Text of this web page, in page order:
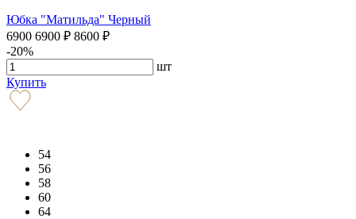
Юбка "Матильда" Черный
6900 6900 ₽ 8600 ₽
-20%
шт
Купить
54
56
58
60
64